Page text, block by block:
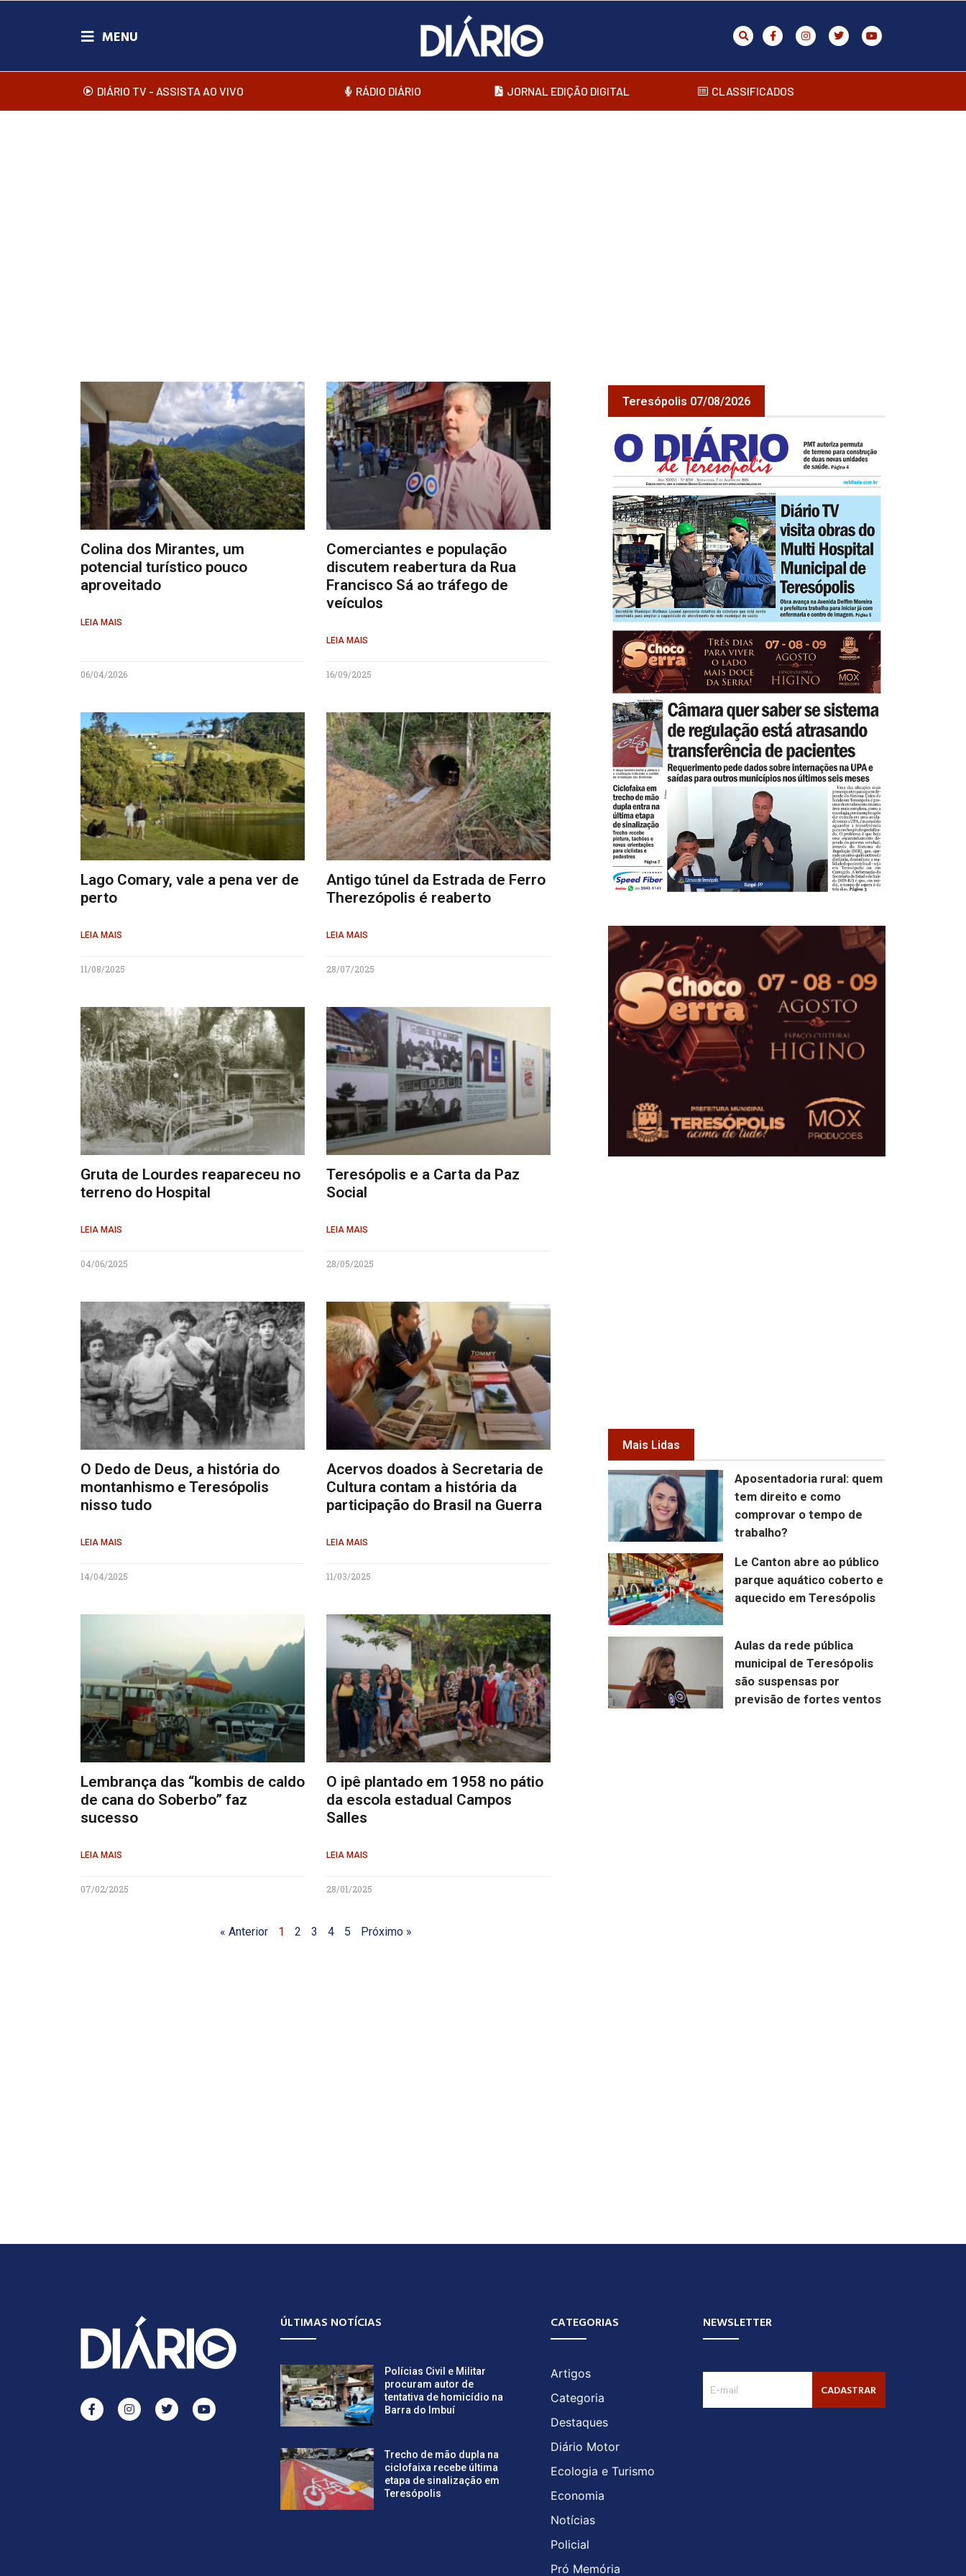
DIÁRIO TV - ASSISTA AO VIVO RÁDIO DIÁRIO JORNAL EDIÇÃO DIGITAL CLASSIFICADOS
Colina dos Mirantes, um
potencial turístico pouco
aproveitado
LEIA MAIS
06/04/2026
Comerciantes e população
discutem reabertura da Rua
Francisco Sá ao tráfego de
veículos
LEIA MAIS
16/09/2025
Lago Comary, vale a pena ver de
perto
LEIA MAIS
11/08/2025
Antigo túnel da Estrada de Ferro
Therezópolis é reaberto
LEIA MAIS
28/07/2025
Gruta de Lourdes reapareceu no
terreno do Hospital
LEIA MAIS
04/06/2025
Teresópolis e a Carta da Paz
Social
LEIA MAIS
28/05/2025
O Dedo de Deus, a história do
montanhismo e Teresópolis
nisso tudo
LEIA MAIS
14/04/2025
Acervos doados à Secretaria de
Cultura contam a história da
participação do Brasil na Guerra
LEIA MAIS
11/03/2025
Lembrança das “kombis de caldo
de cana do Soberbo” faz
sucesso
LEIA MAIS
07/02/2025
O ipê plantado em 1958 no pátio
da escola estadual Campos
Salles
LEIA MAIS
28/01/2025
« Anterior 1 2 3 4 5 Próximo »
Teresópolis 07/08/2026
Mais Lidas
Aposentadoria rural: quem
tem direito e como
comprovar o tempo de
trabalho?
Le Canton abre ao público
parque aquático coberto e
aquecido em Teresópolis
Aulas da rede pública
municipal de Teresópolis
são suspensas por
previsão de fortes ventos
ÚLTIMAS NOTÍCIAS
Polícias Civil e Militar
procuram autor de
tentativa de homicídio na
Barra do Imbuí
Trecho de mão dupla na
ciclofaixa recebe última
etapa de sinalização em
Teresópolis
CATEGORIAS
Artigos
Categoria
Destaques
Diário Motor
Ecologia e Turismo
Economia
Notícias
Policial
Pró Memória
NEWSLETTER
CADASTRAR